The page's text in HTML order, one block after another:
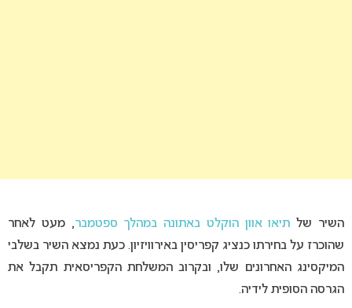
השיר של תיאו אוון הוקלט באתונה במהלך ספטמבר, מעט לאחר
שהוכרז על בחירתו כנציג קפריסין באירוויזיון. כעת נמצא השיר בשלבי
המיקסינג האחרונים שלו, ובקרוב המשלחת הקפריסאית תקבל את
הגרסה הסופית לידיה.